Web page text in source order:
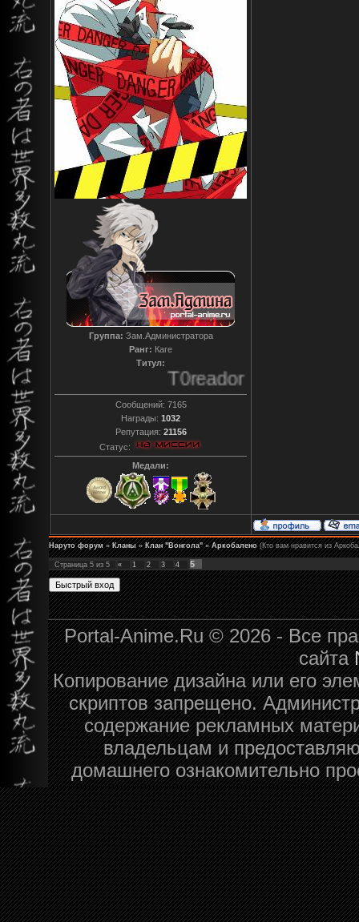
Группа: Зам.Администратора
Ранг: Каге
Титул:
T0reador xD
Сообщений: 7165
Награды: 1032
Репутация: 21156
Статус:
Медали:
Наруто форум » Кланы » Клан "Вонгола" » Аркобалено (Кто вам нравится из
Страница 5 из 5 « 1 2 3 4 5
Portal-Anime.Ru © 2026 - Все
сайта
Копирование дизайна или его
скриптов запрещено.
содержание рекламных
владельцам и
домашнего ознакомительно